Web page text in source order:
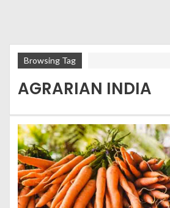
Browsing Tag
AGRARIAN INDIA